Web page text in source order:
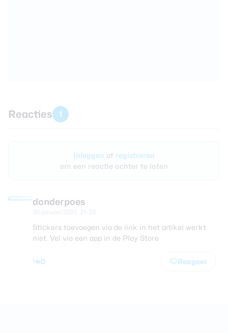
Reacties 1
Inloggen of registreren
om een reactie achter te laten
donderpoes
Stickers toevoegen via de link in het artikel werkt
niet. Vel via een app in de Play Store
0 Reageer